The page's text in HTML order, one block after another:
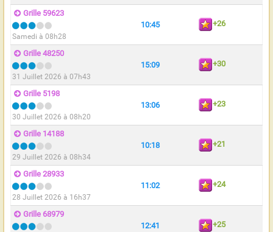
Grille 59623
Samedi à 08h28
10:45 +26
Grille 48250
31 Juillet 2026 à 07h43
15:09 +30
Grille 5198
30 Juillet 2026 à 08h20
13:06 +23
Grille 14188
29 Juillet 2026 à 08h34
10:18 +21
Grille 28933
28 Juillet 2026 à 16h37
11:02 +24
Grille 68979
12:41 +25